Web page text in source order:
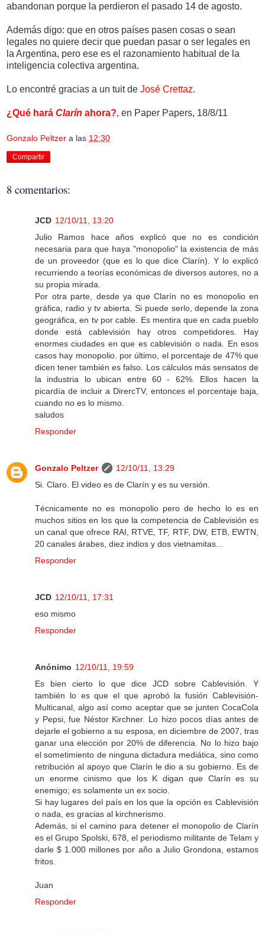
abandonan porque la perdieron el pasado 14 de agosto.
Además digo: que en otros países pasen cosas o sean
legales no quiere decir que puedan pasar o ser legales en
la Argentina, pero ese es el razonamiento habitual de la
inteligencia colectiva argentina.
Lo encontré gracias a un tuit de José Crettaz.
¿Qué hará Clarín ahora?, en Paper Papers, 18/8/11
Gonzalo Peltzer a las 12:30
Compartir
8 comentarios:
JCD 12/10/11, 13:20
Julio Ramos hace años explicó que no es condición
necesaria para que haya "monopolio" la existencia de más
de un proveedor (que es lo que dice Clarín). Y lo explicó
recurriendo a teorías económicas de diversos autores, no a
su propia mirada.
Por otra parte, desde ya que Clarín no es monopolio en
gráfica, radio y tv abierta. Si puede serlo, depende la zona
geográfica, en tv por cable. Es mentira que en cada pueblo
donde está cablevisión hay otros competidores. Hay
enormes ciudades en que es cablevisión o nada. En esos
casos hay monopolio. por último, el porcentaje de 47% que
dicen tener también es falso. Los cálculos más sensatos de
la industria lo ubican entre 60 - 62%. Ellos hacen la
picardía de incluir a DirercTV, entonces el porcentaje baja,
cuando no es lo mismo.
saludos
Responder
Gonzalo Peltzer
12/10/11, 13:29
Si. Claro. El video es de Clarín y es su versión.
Técnicamente no es monopolio pero de hecho lo es en
muchos sitios en los que la competencia de Cablevisión es
un canal que ofrece RAI, RTVE, TF, RTF, DW, ETB, EWTN,
20 canales árabes, diez indios y dos vietnamitas...
Responder
JCD 12/10/11, 17:31
eso mismo
Responder
Anónimo 12/10/11, 19:59
Es bien cierto lo que dice JCD sobre Cablevisión. Y
también lo es que el que aprobó la fusión Cablevisión-
Multicanal, algo así como aceptar que se junten CocaCola
y Pepsi, fue Néstor Kirchner. Lo hizo pocos días antes de
dejarle el gobierno a su esposa, en diciembre de 2007, tras
ganar una elección por 20% de diferencia. No lo hizo bajo
el sometimiento de ninguna dictadura mediática, sino como
retribución al apoyo que Clarín le dio a su gobierno. Es de
un enorme cinismo que los K digan que Clarín es su
enemigo; es solamente un ex socio.
Si hay lugares del país en los que la opción es Cablevisión
o nada, es gracias al kirchnerismo.
Además, si el camino para detener el monopolio de Clarín
es el Grupo Spolski, 678, el periodismo militante de Telam y
darle $ 1.000 millones por año a Julio Grondona, estamos
fritos.
Juan
Responder